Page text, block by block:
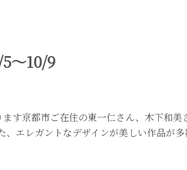
～10/9
す京都市ご在住の東一仁さん、木下和美
、エレガントなデザインが美しい作品が